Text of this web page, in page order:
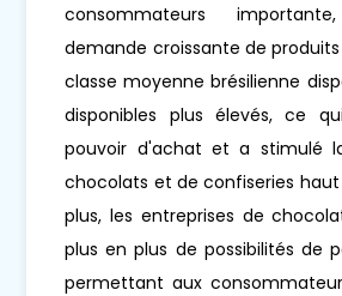
consommateurs
demande croissante de
classe moyenne brésilienne
disponibles plus élevés, ce
pouvoir d'achat et a stimulé
chocolats et de confiseries
plus, les entreprises de
plus en plus de possibilités de
permettant aux